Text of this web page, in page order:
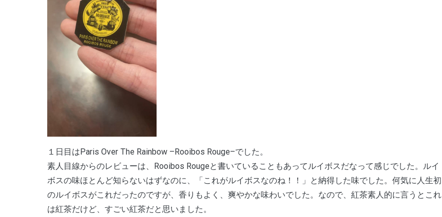
１日目はParis Over The Rainbow –Rooibos Rouge–でした。
素人目線からのレビューは、Rooibos Rougeと書いていることもあってルイボスだなって感じでした。ルイ
ボスの味ほとんど知らないはずなのに、「これがルイボスなのね！！」と納得した味でした。何気に人生初
のルイボスがこれだったのですが、香りもよく、爽やかな味わいでした。なので、紅茶素人的に言うとこれ
は紅茶だけど、すごい紅茶だと思いました。